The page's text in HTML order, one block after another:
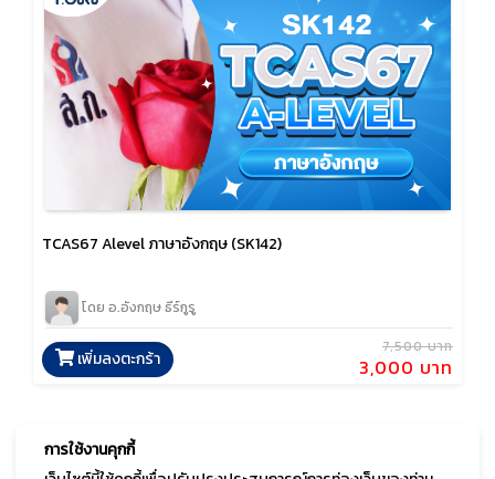
TCAS67 Alevel ภาษาอังกฤษ (SK142)
โดย อ.อังกฤษ ธีร์กูรู
7,500 บาท
3,000 บาท
เพิ่มลงตะกร้า
การใช้งานคุกกี้